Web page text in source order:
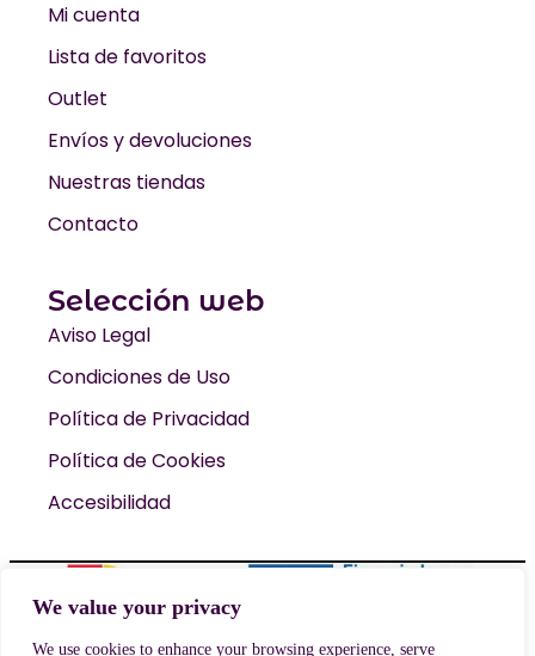
We value your privacy
We use cookies to enhance your browsing experience, serve
Mi cuenta
Lista de favoritos
Outlet
Envíos y devoluciones
Nuestras tiendas
Contacto
Selección web
Aviso Legal
Condiciones de Uso
Política de Privacidad
Política de Cookies
Accesibilidad
© 2026 Kampamento Base. Todos los derechos reservados